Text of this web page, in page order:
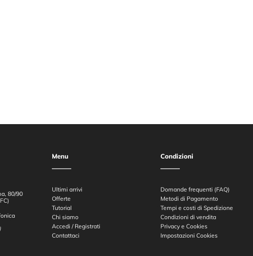
80/90
Menu
Ultimi arrivi
Offerte
Tutorial
Chi siamo
Accedi / Registrati
Contattaci
Condizioni
Domande frequenti (FAQ)
Metodi di Pagamento
Tempi e costi di Spedizione
Condizioni di vendita
Privacy e Cookies
Impostazioni Cookies